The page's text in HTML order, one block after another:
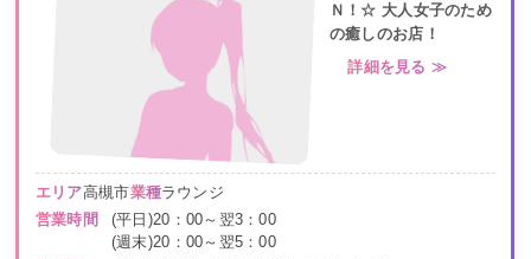
Ｎ！☆ 大人女子のため
の癒しのお店！
詳細を見る ≫
エリア高槻市業種ラウンジ
営業時間
(平日)20：00～翌3：00
(週末)20：00～翌5：00